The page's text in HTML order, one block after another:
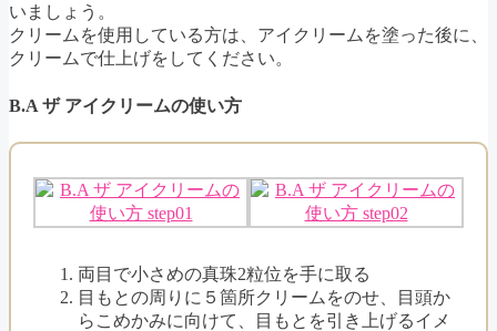
いましょう。
クリームを使用している方は、アイクリームを塗った後に、
クリームで仕上げをしてください。
B.A ザ アイクリームの使い方
両目で小さめの真珠2粒位を手に取る
目もとの周りに５箇所クリームをのせ、目頭か
らこめかみに向けて、目もとを引き上げるイメ